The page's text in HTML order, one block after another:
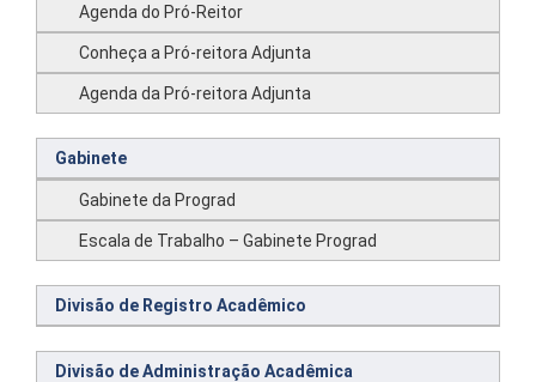
Agenda do Pró-Reitor
Conheça a Pró-reitora Adjunta
Agenda da Pró-reitora Adjunta
Gabinete
Gabinete da Prograd
Escala de Trabalho – Gabinete Prograd
Divisão de Registro Acadêmico
Divisão de Administração Acadêmica